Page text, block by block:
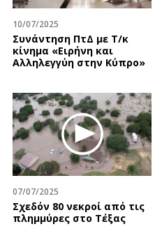
10/07/2025
Συνάντηση ΠτΔ με Τ/κ
κίνημα «Ειρήνη και
Αλληλεγγύη στην Κύπρο»
07/07/2025
Σχεδόν 80 νεκροί από τις
πλημμύρες στο Τέξας